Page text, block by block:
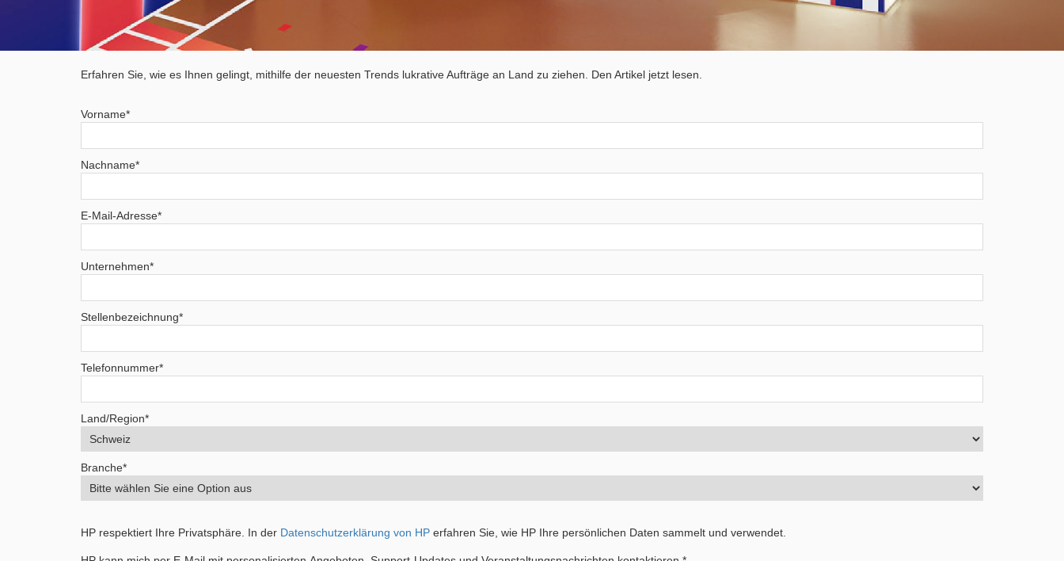
Erfahren Sie, wie es Ihnen gelingt, mithilfe der neuesten Trends lukrative Aufträge an Land zu ziehen. Den Artikel jetzt lesen.
Vorname*
Nachname*
E-Mail-Adresse*
Unternehmen*
Stellenbezeichnung*
Telefonnummer*
Land/Region*
Branche*
HP respektiert Ihre Privatsphäre. In der Datenschutzerklärung von HP erfahren Sie, wie HP Ihre persönlichen Daten sammelt und verwendet.